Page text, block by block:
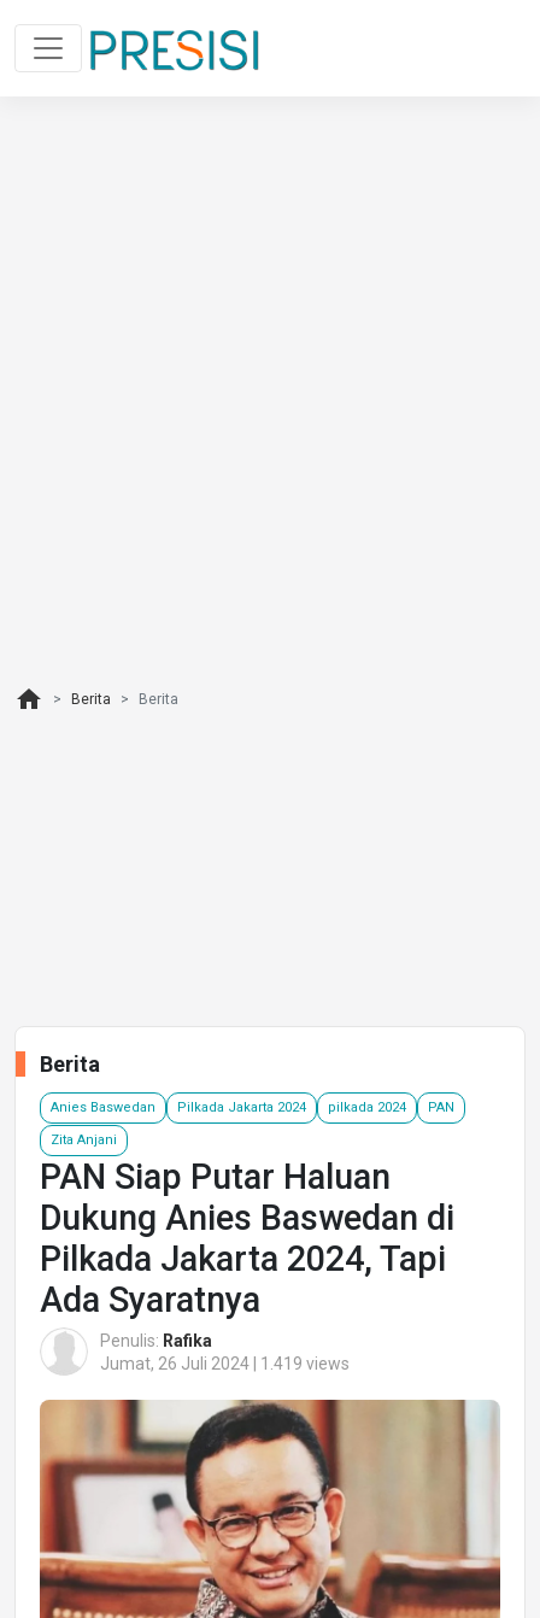
home Berita Berita
Berita
Anies Baswedan Pilkada Jakarta 2024 pilkada 2024 PAN
Zita Anjani
PAN Siap Putar Haluan
Dukung Anies Baswedan di
Pilkada Jakarta 2024, Tapi
Ada Syaratnya
Penulis: Rafika
Jumat, 26 Juli 2024 | 1.419 views